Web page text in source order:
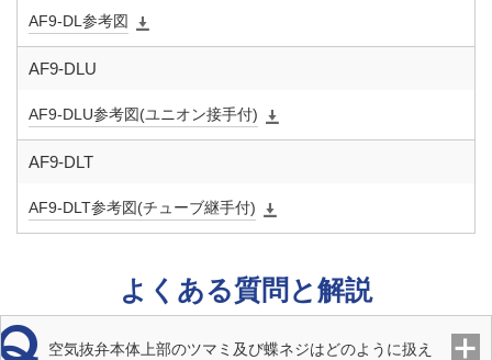
ロート
材質 デ
AF9-DL参考図
AF9-DLU
AF9-DLU参考図(ユニオン接手付)
AF9-DLT
AF9-DLT参考図(チューブ継手付)
よくある質問と解説
空気抜弁本体上部のツマミ及び蝶ネジはどのように扱え